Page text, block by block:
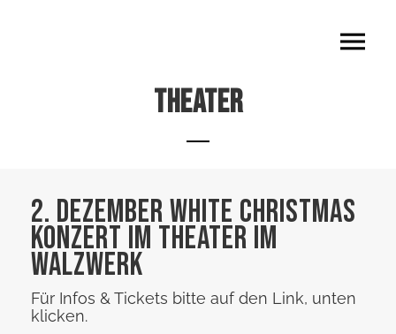
Theater
2. Dezember WHITE Christmas
Konzert im Theater im
Walzwerk
Für Infos & Tickets bitte auf den Link, unten
klicken.